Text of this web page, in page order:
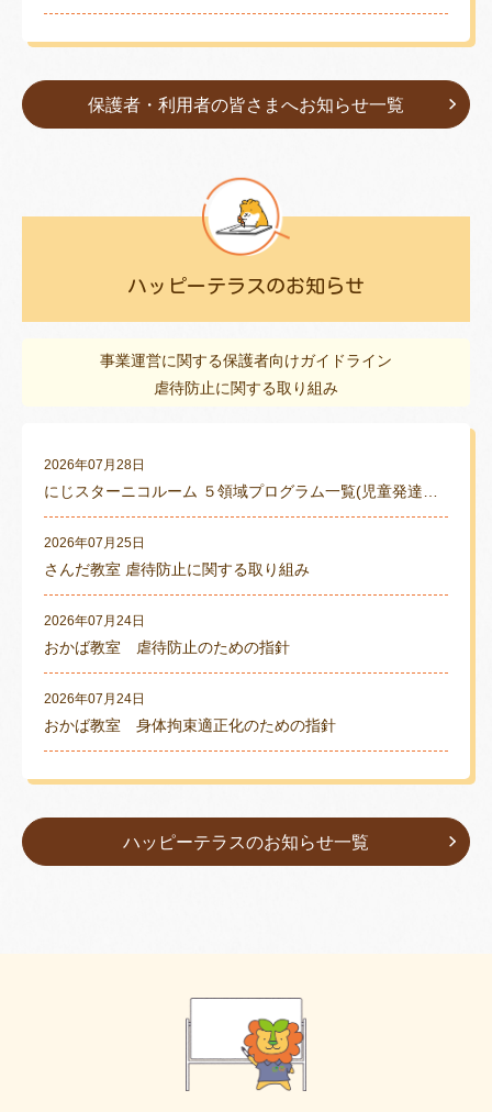
保護者・利用者の皆さまへお知らせ一覧
ハッピーテラスのお知らせ
事業運営に関する保護者向けガイドライン
虐待防止に関する取り組み
2026年07月28日
2026年07月25日
さんだ教室 虐待防止に関する取り組み
2026年07月24日
おかば教室 虐待防止のための指針
2026年07月24日
おかば教室 身体拘束適正化のための指針
ハッピーテラスのお知らせ一覧